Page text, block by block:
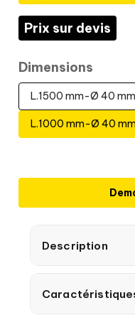
Prix sur devis
Dimensions
L.1500 mm-Ø 40 mm
L.1000 mm-Ø 40 mm
Description